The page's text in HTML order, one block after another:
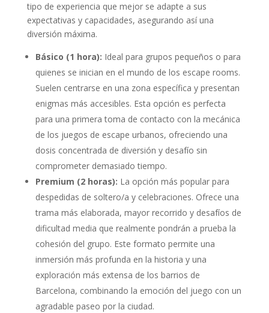
tipo de experiencia que mejor se adapte a sus
expectativas y capacidades, asegurando así una
diversión máxima.
Básico (1 hora): Ideal para grupos pequeños o para
quienes se inician en el mundo de los escape rooms.
Suelen centrarse en una zona específica y presentan
enigmas más accesibles. Esta opción es perfecta
para una primera toma de contacto con la mecánica
de los juegos de escape urbanos, ofreciendo una
dosis concentrada de diversión y desafío sin
comprometer demasiado tiempo.
Premium (2 horas): La opción más popular para
despedidas de soltero/a y celebraciones. Ofrece una
trama más elaborada, mayor recorrido y desafíos de
dificultad media que realmente pondrán a prueba la
cohesión del grupo. Este formato permite una
inmersión más profunda en la historia y una
exploración más extensa de los barrios de
Barcelona, combinando la emoción del juego con un
agradable paseo por la ciudad.